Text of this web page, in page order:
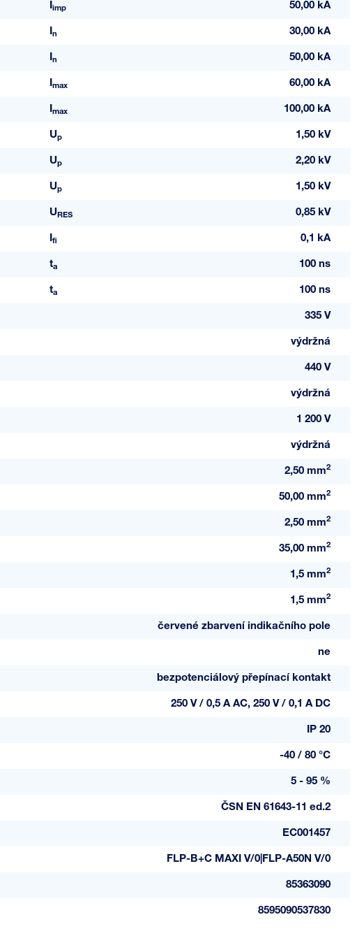
Iimp 50,00 kA
In 30,00 kA
In 50,00 kA
Imax 60,00 kA
Imax 100,00 kA
Up 1,50 kV
Up 2,20 kV
Up 1,50 kV
URES 0,85 kV
Ifi 0,1 kA
ta 100 ns
ta 100 ns
335 V
výdržná
440 V
výdržná
1 200 V
výdržná
2,50 mm2
50,00 mm2
2,50 mm2
35,00 mm2
1,5 mm2
1,5 mm2
červené zbarvení indikačního pole
ne
bezpotenciálový přepínací kontakt
250 V / 0,5 A AC, 250 V / 0,1 A DC
IP 20
-40 / 80 °C
5 - 95 %
ČSN EN 61643-11 ed.2
EC001457
FLP-B+C MAXI V/0|FLP-A50N V/0
85363090
8595090537830